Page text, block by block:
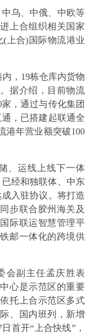
乌、中俄、中欧等
上合组织相关国家
(上合)国际物流港业
，19栋仓库内货物
据介绍，目前物流
，通过与传化集团
，已搭建起联通全
港年营业额突破100
、运线上线下一体
经和独联体、中东
入驻协议。将打造
步联合胶州海关及
际联运智慧管理平
邮一体化的跨境供
会副主任孟庆胜表
心是示范区的重要
托上合示范区多式
、国内班列，新增
首开“上合快线”，